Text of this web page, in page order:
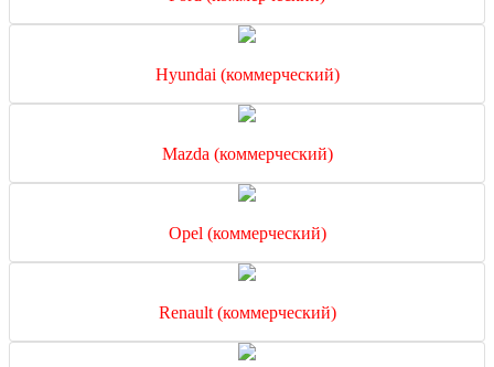
Hyundai (коммерческий)
Mazda (коммерческий)
Opel (коммерческий)
Renault (коммерческий)